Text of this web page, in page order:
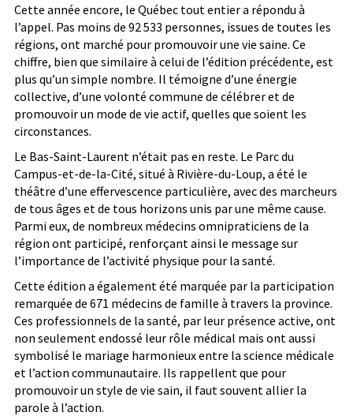
Cette année encore, le Québec tout entier a répondu à
l’appel. Pas moins de 92 533 personnes, issues de toutes les
régions, ont marché pour promouvoir une vie saine. Ce
chiffre, bien que similaire à celui de l’édition précédente, est
plus qu’un simple nombre. Il témoigne d’une énergie
collective, d’une volonté commune de célébrer et de
promouvoir un mode de vie actif, quelles que soient les
circonstances.
Le Bas-Saint-Laurent n’était pas en reste. Le Parc du
Campus-et-de-la-Cité, situé à Rivière-du-Loup, a été le
théâtre d’une effervescence particulière, avec des marcheurs
de tous âges et de tous horizons unis par une même cause.
Parmi eux, de nombreux médecins omnipraticiens de la
région ont participé, renforçant ainsi le message sur
l’importance de l’activité physique pour la santé.
Cette édition a également été marquée par la participation
remarquée de 671 médecins de famille à travers la province.
Ces professionnels de la santé, par leur présence active, ont
non seulement endossé leur rôle médical mais ont aussi
symbolisé le mariage harmonieux entre la science médicale
et l’action communautaire. Ils rappellent que pour
promouvoir un style de vie sain, il faut souvent allier la
parole à l’action.